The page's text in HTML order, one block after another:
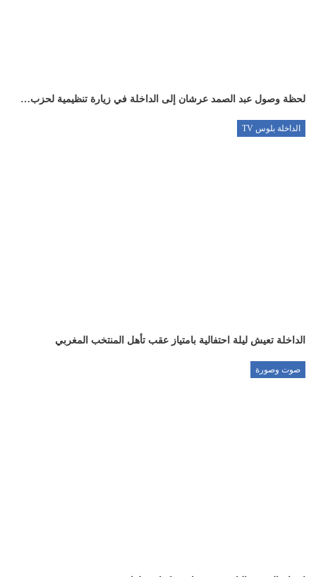
لحظة وصول عبد الصمد عرشان إلى الداخلة في زيارة تنظيمية لحزب…
الداخلة بلوس TV
الداخلة تعيش ليلة احتفالية بامتياز عقب تأهل المنتخب المغربي
صوت وصورة